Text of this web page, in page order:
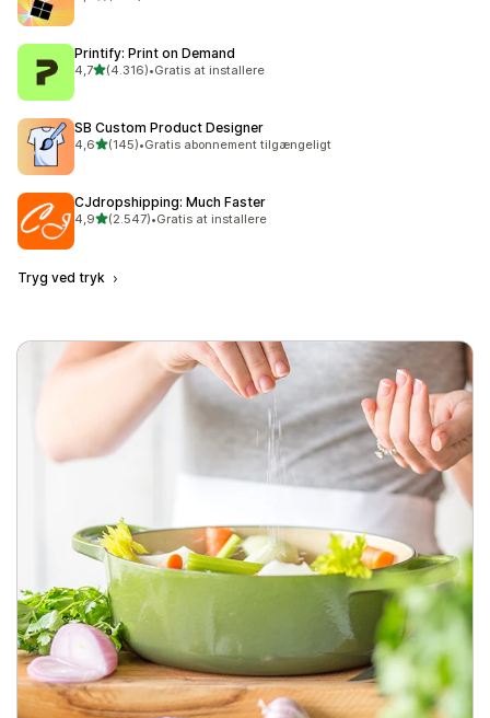
Printify: Print on Demand
4,7ud af 5 stjerner
(4.316)
4316 anmeldelser i alt
•Gratis at installere
SB Custom Product Designer
4,6ud af 5 stjerner
(145)
145 anmeldelser i alt
•Gratis abonnement tilgængeligt
CJdropshipping: Much Faster
4,9ud af 5 stjerner
(2.547)
2547 anmeldelser i alt
•Gratis at installere
Tryg ved tryk